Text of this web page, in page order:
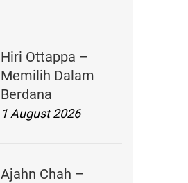
Hiri Ottappa –
Memilih Dalam
Berdana
1 August 2026
Ajahn Chah –